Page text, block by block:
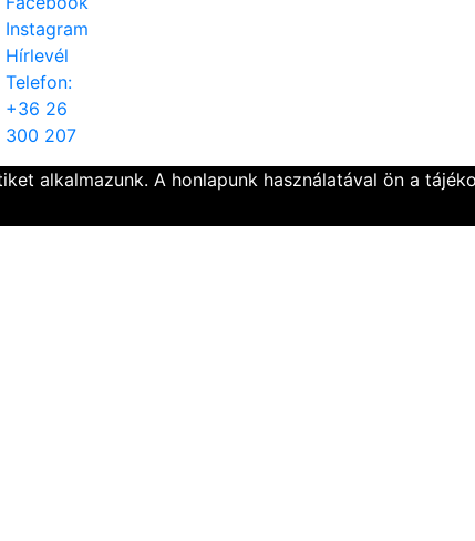
Instagram
Hírlevél
Telefon:
+36 26
300 207
alkalmazunk. A honlapunk használatával ön a